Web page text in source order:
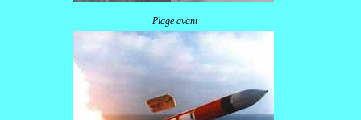
Plage avant